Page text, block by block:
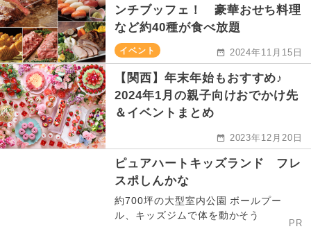
ンチブッフェ！ 豪華おせち料理
など約40種が食べ放題
イベント 2024年11月15日
【関西】年末年始もおすすめ♪
2024年1月の親子向けおでかけ先
＆イベントまとめ
2023年12月20日
ピュアハートキッズランド フレ
スポしんかな
約700坪の大型室内公園 ボールプー
ル、キッズジムで体を動かそう
PR